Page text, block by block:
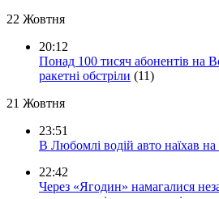
22 Жовтня
20:12
Понад 100 тисяч абонентів на
ракетні обстріли (11)
21 Жовтня
23:51
В Любомлі водій авто наїхав на
22:42
Через «Ягодин» намагалися